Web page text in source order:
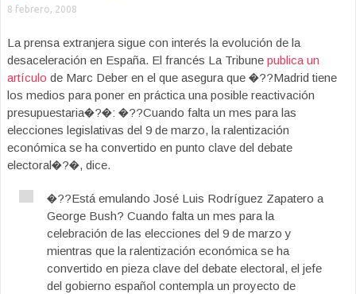
8 febrero, 2008
La prensa extranjera sigue con interés la evolución de la
desaceleración en España. El francés La Tribune publica un
artículo de Marc Deber en el que asegura que �??Madrid tiene
los medios para poner en práctica una posible reactivación
presupuestaria�?�: �??Cuando falta un mes para las
elecciones legislativas del 9 de marzo, la ralentización
económica se ha convertido en punto clave del debate
electoral�?�, dice.
�??Está emulando José Luis Rodríguez Zapatero a
George Bush? Cuando falta un mes para la
celebración de las elecciones del 9 de marzo y
mientras que la ralentización económica se ha
convertido en pieza clave del debate electoral, el jefe
del gobierno español contempla un proyecto de